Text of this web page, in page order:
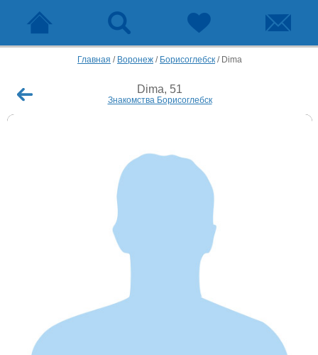
Главная / Воронеж / Борисоглебск / Dima
Dima, 51
Знакомства Борисоглебск